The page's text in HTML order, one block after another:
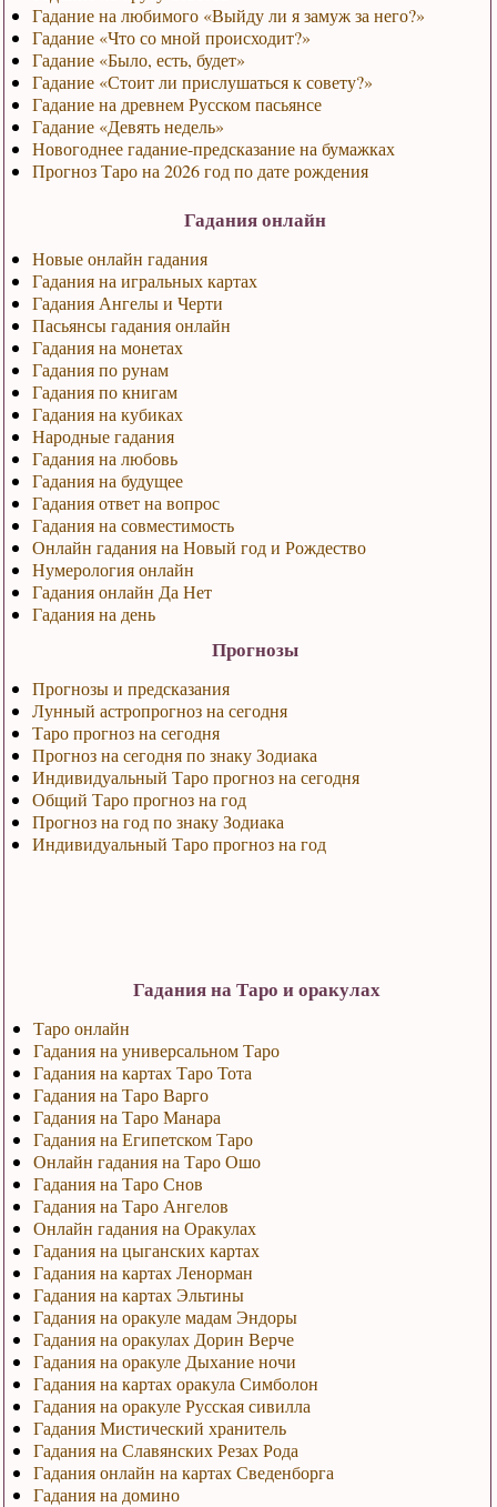
Гадание на любимого «Выйду ли я замуж за него?»
Гадание «Что со мной происходит?»
Гадание «Было, есть, будет»
Гадание «Стоит ли прислушаться к совету?»
Гадание на древнем Русском пасьянсе
Гадание «Девять недель»
Новогоднее гадание-предсказание на бумажках
Прогноз Таро на 2026 год по дате рождения
Гадания онлайн
Новые онлайн гадания
Гадания на игральных картах
Гадания Ангелы и Черти
Пасьянсы гадания онлайн
Гадания на монетах
Гадания по рунам
Гадания по книгам
Гадания на кубиках
Народные гадания
Гадания на любовь
Гадания на будущее
Гадания ответ на вопрос
Гадания на совместимость
Онлайн гадания на Новый год и Рождество
Нумерология онлайн
Гадания онлайн Да Нет
Гадания на день
Прогнозы
Прогнозы и предсказания
Лунный астропрогноз на сегодня
Таро прогноз на сегодня
Прогноз на сегодня по знаку Зодиака
Индивидуальный Таро прогноз на сегодня
Общий Таро прогноз на год
Прогноз на год по знаку Зодиака
Индивидуальный Таро прогноз на год
Гадания на Таро и оракулах
Таро онлайн
Гадания на универсальном Таро
Гадания на картах Таро Тота
Гадания на Таро Варго
Гадания на Таро Манара
Гадания на Египетском Таро
Онлайн гадания на Таро Ошо
Гадания на Таро Снов
Гадания на Таро Ангелов
Онлайн гадания на Оракулах
Гадания на цыганских картах
Гадания на картах Ленорман
Гадания на картах Эльтины
Гадания на оракуле мадам Эндоры
Гадания на оракулах Дорин Верче
Гадания на оракуле Дыхание ночи
Гадания на картах оракула Симболон
Гадания на оракуле Русская сивилла
Гадания Мистический хранитель
Гадания на Славянских Резах Рода
Гадания онлайн на картах Сведенборга
Гадания на домино